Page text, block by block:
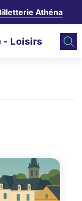
Athéna
- Loisirs